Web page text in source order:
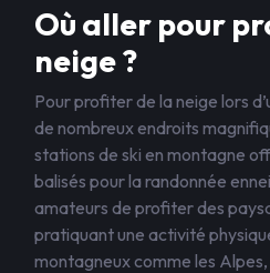
Où aller pour
neige ?
Pour profiter de la neige lors
de nombreux endroits
stations de ski en montagne
balisés pour la randonnée
amateurs de profiter des
pratiquant une activité
montagneux comme les